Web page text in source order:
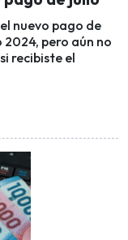
nuevo pago de
pero aún no
recibiste el